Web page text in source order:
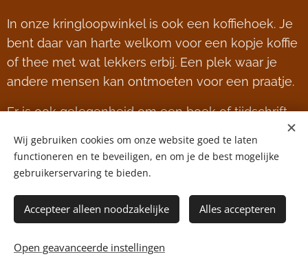
In onze kringloopwinkel is ook een koffiehoek. Je
bent daar van harte welkom voor een kopje koffie
of thee met wat lekkers erbij. Een plek waar je
andere mensen kan ontmoeten voor een praatje.
Er is ook gelegenheid om een boek of tijdschrift
te lezen aan een van onze gezellige tafels. Zijn er
genoeg mensen die een spelletje willen doen
dan is daar de gelegenheid voor, er zijn een aantal
In de koffiehoek is regelmatig een expositie van
Wij gebruiken cookies om onze website goed te laten
functioneren en te beveiligen, en om je de best mogelijke
gebruikerservaring te bieden.
Accepteer alleen noodzakelijke Alles accepteren
Open geavanceerde instellingen